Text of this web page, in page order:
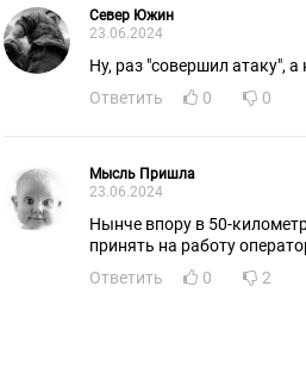
Север Южин
23.06.2024
Ну, раз "совершил атаку",
Ответить
0 0
Мысль Пришла
23.06.2024
Нынче впору в 50-
принять на работу
Ответить
0 2